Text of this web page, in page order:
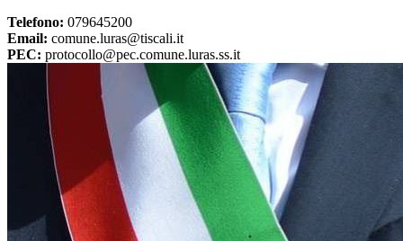
Telefono: 079645200
Email: comune.luras@tiscali.it
PEC: protocollo@pec.comune.luras.ss.it